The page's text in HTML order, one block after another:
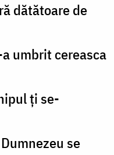
dătătoare de
umbrit cereasca
ți se-
se